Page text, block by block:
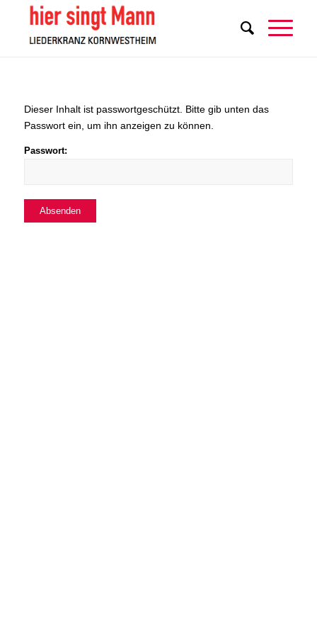
Dieser Inhalt ist passwortgeschützt. Bitte gib unten das
Passwort ein, um ihn anzeigen zu können.
Passwort: